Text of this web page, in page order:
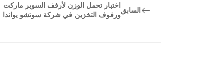
السابق
اختبار تحمل الوزن لأرفف السوبر ماركت
ورفوف التخزين في شركة سوتشو يواندا